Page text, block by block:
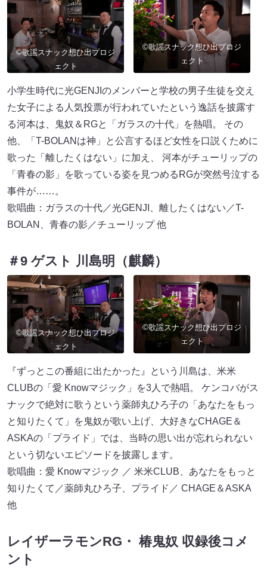
©歌謡スナック想ひ出プロジ
ェクト
©歌謡スナック想ひ出プロジ
ェクト
小学生時代に光GENJIのメンバーと学校の男子生徒を交え
た女子による人気投票が行われていたという逸話を披露す
る河本は、鬼奴＆RGと「ガラスの十代」を熱唱。 その
他、「T-BOLANは神」と公言するほど女性を口説くために
歌った「離したくはない」に加え、 河本がチューリップの
「青春の影」を歌っている姿を見つめるRGが突然号泣する
事件が……。
歌唱曲：ガラスの十代／光GENJI、離したくはない／T-
BOLAN、青春の影／チューリップ 他
＃9 ゲスト 川島明（麒麟）
©歌謡スナック想ひ出プロジ
ェクト
©歌謡スナック想ひ出プロジ
ェクト
『ずっとこの番組に出たかった』という川島は、米米
CLUBの「愛 Knowマジック」を3人で熱唱。 ケンコバがス
ナックで絶対に歌うという薬師丸ひろ子の「あなたをもっ
と知りたくて」を鬼奴が歌い上げ、大好きなCHAGE＆
ASKAの「プライド」では、当時の思い出が忘れられない
という切ないエピソードを披露します。
歌唱曲：愛 Knowマジック ／ 米米CLUB、あなたをもっと
知りたくて／薬師丸ひろ子、プライド／ CHAGE＆ASKA
他
レイザーラモンRG・ 椿鬼奴 収録後コメ
ント